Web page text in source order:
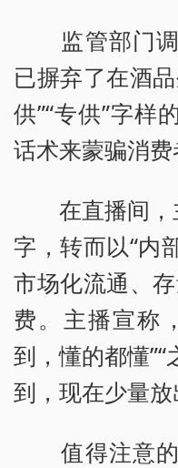
监管部门调
已摒弃了在酒
供”“专供”字样
话术来蒙骗消费
在直播间，
字，转而以“内
市场化流通、
费。主播宣称
到，懂的都懂
到，现在少量放
值得注意的